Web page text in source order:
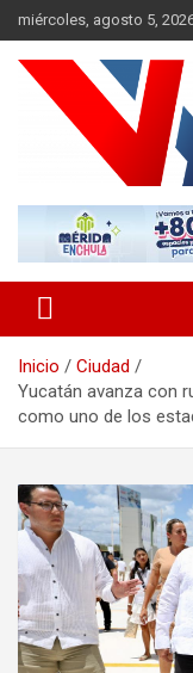
Saltar
al
contenido
miércoles, agosto 5,
Vector
Inicio
Ciudad
Yucatán avanza con
como uno de los